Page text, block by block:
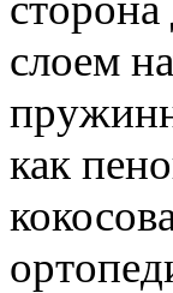
слоем
как